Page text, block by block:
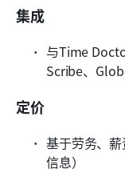
集成
与Time
Scribe、
定价
基于劳务、
信息）